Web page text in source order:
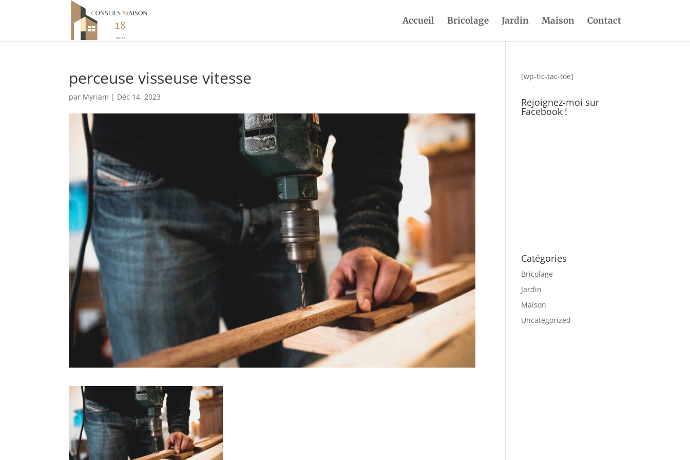
Accueil Bricolage Jardin Maison Contact
perceuse visseuse vitesse
par Myriam | Déc 14, 2023
[wp-tic-tac-toe]
Rejoignez-moi sur
Facebook !
Catégories
Bricolage
Jardin
Maison
Uncategorized